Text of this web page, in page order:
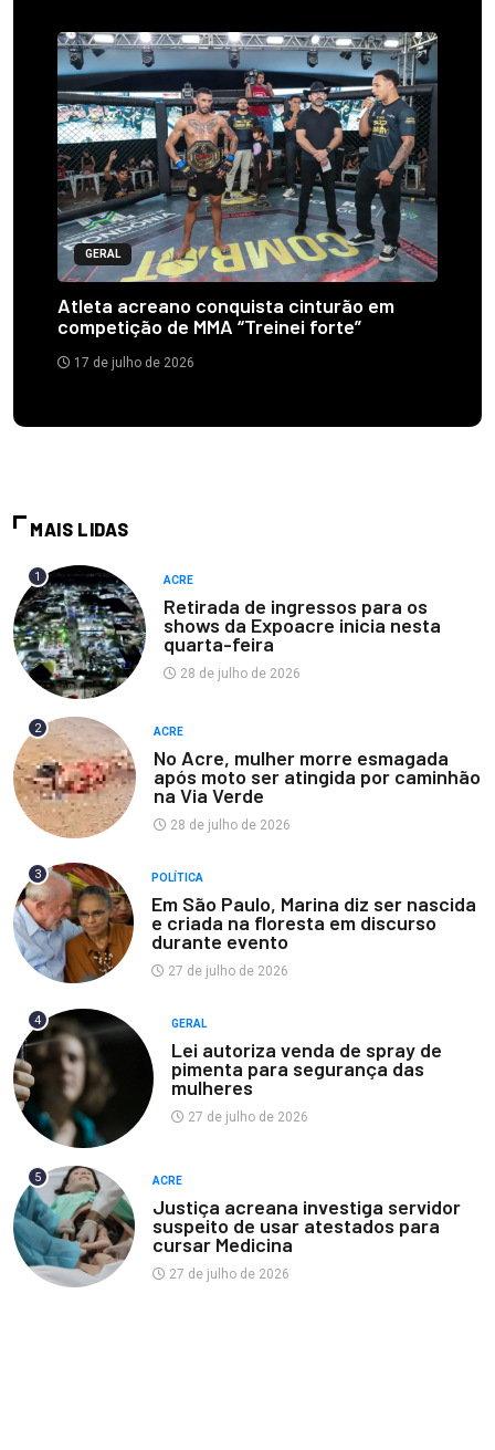
GERAL
Atleta acreano conquista cinturão em
competição de MMA “Treinei forte”
17 de julho de 2026
MAIS LIDAS
1 ACRE
Retirada de ingressos para os
shows da Expoacre inicia nesta
quarta-feira
28 de julho de 2026
2 ACRE
No Acre, mulher morre esmagada
após moto ser atingida por caminhão
na Via Verde
28 de julho de 2026
3 POLÍTICA
Em São Paulo, Marina diz ser nascida
e criada na floresta em discurso
durante evento
27 de julho de 2026
4 GERAL
Lei autoriza venda de spray de
pimenta para segurança das
mulheres
27 de julho de 2026
5 ACRE
Justiça acreana investiga servidor
suspeito de usar atestados para
cursar Medicina
27 de julho de 2026